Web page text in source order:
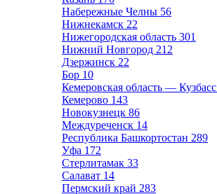
Набережные Челны 56
Нижнекамск 22
Нижегородская область 301
Нижний Новгород 212
Дзержинск 22
Бор 10
Кемеровская область — Кузбасс
Кемерово 143
Новокузнецк 86
Междуреченск 14
Республика Башкортостан 289
Уфа 172
Стерлитамак 33
Салават 14
Пермский край 283